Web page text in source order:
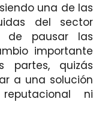
una de las
del sector
de pausar las
importante
quizás
a una solución
ni